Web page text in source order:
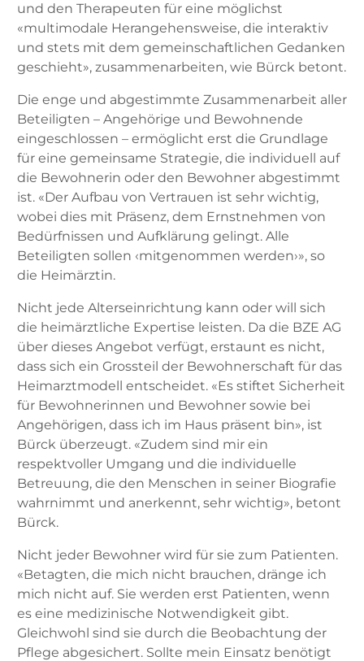
und den Therapeuten für eine möglichst
«multimodale Herangehensweise, die interaktiv
und stets mit dem gemeinschaftlichen Gedanken
geschieht», zusammenarbeiten, wie Bürck betont.
Die enge und abgestimmte Zusammenarbeit aller
Beteiligten – Angehörige und Bewohnende
eingeschlossen – ermöglicht erst die Grundlage
für eine gemeinsame Strategie, die individuell auf
die Bewohnerin oder den Bewohner abgestimmt
ist. «Der Aufbau von Vertrauen ist sehr wichtig,
wobei dies mit Präsenz, dem Ernstnehmen von
Bedürfnissen und Aufklärung gelingt. Alle
Beteiligten sollen ‹mitgenommen werden›», so
die Heimärztin.
Nicht jede Alterseinrichtung kann oder will sich
die heimärztliche Expertise leisten. Da die BZE AG
über dieses Angebot verfügt, erstaunt es nicht,
dass sich ein Grossteil der Bewohnerschaft für das
Heimarztmodell entscheidet. «Es stiftet Sicherheit
für Bewohnerinnen und Bewohner sowie bei
Angehörigen, dass ich im Haus präsent bin», ist
Bürck überzeugt. «Zudem sind mir ein
respektvoller Umgang und die indivi­duelle
Betreuung, die den Menschen in seiner Biografie
wahrnimmt und anerkennt, sehr wichtig», betont
Bürck.
Nicht jeder Bewohner wird für sie zum Pa­tienten.
«Betagten, die mich nicht brauchen, dränge ich
mich nicht auf. Sie werden erst Patienten, wenn
es eine medizinische Notwendigkeit gibt.
Gleichwohl sind sie durch die Beobachtung der
Pflege abgesichert. Sollte mein Einsatz benötigt